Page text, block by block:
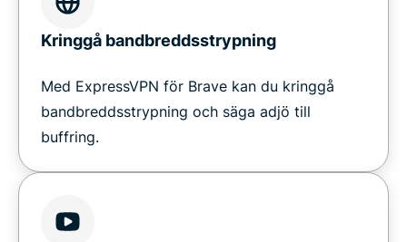
Kringgå bandbreddsstrypning
Med ExpressVPN för Brave kan du kringgå
bandbreddsstrypning och säga adjö till
buffring.